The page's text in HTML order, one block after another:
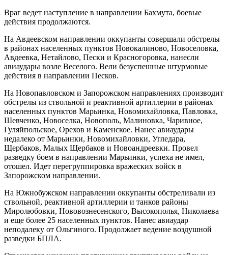
Враг ведет наступление в направлении Бахмута, боевые
действия продолжаются.
На Авдеевском направлении оккупанты совершали обстрелы
в районах населенных пунктов Новокалиново, Новоселовка,
Авдеевка, Нетайлово, Пески и Красногоровка, нанесли
авиаудары возле Веселого. Вели безуспешные штурмовые
действия в направлении Песков.
На Новопавловском и Запорожском направлениях производит
обстрелы из ствольной и реактивной артиллерии в районах
населенных пунктов Марьинка, Новомихайловка, Павловка,
Шевченко, Новоселка, Новополь, Малиновка, Чаривное,
Гуляйпольское, Орехов и Каменское. Нанес авиаудары
недалеко от Марьинки, Новомихайловки, Угледара,
Щербаков, Малых Щербаков и Новоандреевки. Провел
разведку боем в направлении Марьинки, успеха не имел,
отошел. Идет перегруппировка вражеских войск в
Запорожском направлении.
На Южнобужском направлении оккупанты обстреливали из
ствольной, реактивной артиллерии и танков районы
Миролюбовки, Нововознесенского, Высокополья, Николаева
и еще более 25 населенных пунктов. Нанес авиаудар
неподалеку от Ольгиного. Продолжает ведение воздушной
разведки БПЛА.